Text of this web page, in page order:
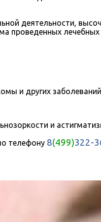
деятельности,
проведенных лечебных
и других заболеваний
и
телефону 8(499)322-